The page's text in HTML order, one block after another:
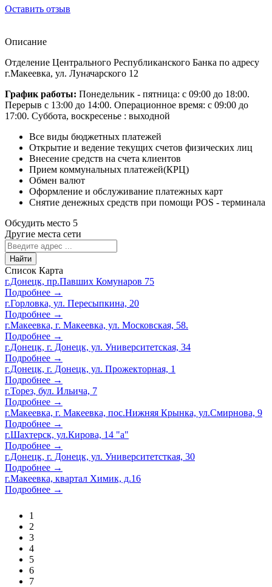
Оставить отзыв
Описание
Отделение Центрального Республиканского Банка по адресу
г.Макеевка, ул. Луначарского 12
График работы: Понедельник - пятница: с 09:00 до 18:00.
Перерыв с 13:00 до 14:00. Операционное время: с 09:00 до
17:00. Суббота, воскресенье : выходной
Все виды бюджетных платежей
Открытие и ведение текущих счетов физических лиц
Внесение средств на счета клиентов
Прием коммунальных платежей(КРЦ)
Обмен валют
Оформление и обслуживание платежных карт
Снятие денежных средств при помощи POS - терминала
Обсудить место 5
Другие места сети
Найти
Список Карта
г.Донецк, пр.Павших Комунаров 75
Подробнее →
г.Горловка, ул. Пересыпкина, 20
Подробнее →
г.Макеевка, г. Макеевка, ул. Московская, 58.
Подробнее →
г.Донецк, г. Донецк, ул. Университетская, 34
Подробнее →
г.Донецк, г. Донецк, ул. Прожекторная, 1
Подробнее →
г.Торез, бул. Ильича, 7
Подробнее →
г.Макеевка, г. Макеевка, пос.Нижняя Крынка, ул.Смирнова, 9
Подробнее →
г.Шахтерск, ул.Кирова, 14 "а"
Подробнее →
г.Донецк, г. Донецк, ул. Университетсткая, 30
Подробнее →
г.Макеевка, квартал Химик, д.16
Подробнее →
1
2
3
4
5
6
7